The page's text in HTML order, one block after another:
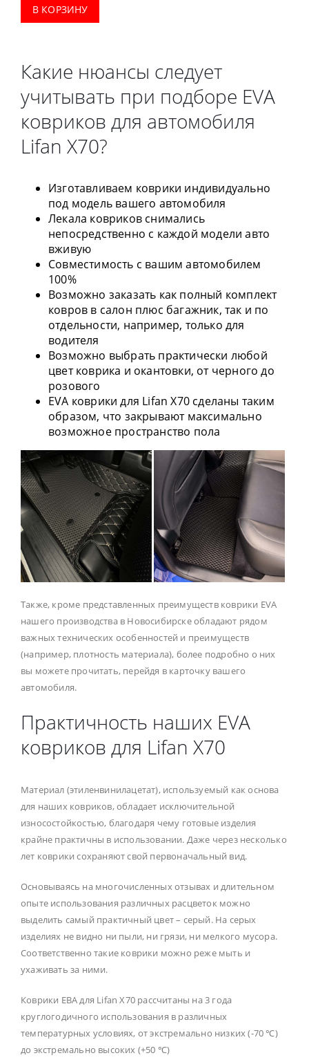
В КОРЗИНУ
Какие нюансы следует
учитывать при подборе EVA
ковриков для автомобиля
Lifan X70?
Изготавливаем коврики индивидуально
под модель вашего автомобиля
Лекала ковриков снимались
непосредственно с каждой модели авто
вживую
Совместимость с вашим автомобилем
100%
Возможно заказать как полный комплект
ковров в салон плюс багажник, так и по
отдельности, например, только для
водителя
Возможно выбрать практически любой
цвет коврика и окантовки, от черного до
розового
EVA коврики для Lifan X70 сделаны таким
образом, что закрывают максимально
возможное пространство пола
Также, кроме представленных преимуществ коврики EVA
нашего производства в Новосибирске обладают рядом
важных технических особенностей и преимуществ
(например, плотность материала), более подробно о них
вы можете прочитать, перейдя в карточку вашего
автомобиля.
Практичность наших EVA
ковриков для Lifan X70
Материал (этиленвинилацетат), используемый как основа
для наших ковриков, обладает исключительной
износостойкостью, благодаря чему готовые изделия
крайне практичны в использовании. Даже через несколько
лет коврики сохраняют свой первоначальный вид.
Основываясь на многочисленных отзывах и длительном
опыте использования различных расцветок можно
выделить самый практичный цвет – серый. На серых
изделиях не видно ни пыли, ни грязи, ни мелкого мусора.
Соответственно такие коврики можно реже мыть и
ухаживать за ними.
Коврики ЕВА для Lifan X70 рассчитаны на 3 года
круглогодичного использования в различных
температурных условиях, от экстремально низких (-70 ℃)
до экстремально высоких (+50 ℃)